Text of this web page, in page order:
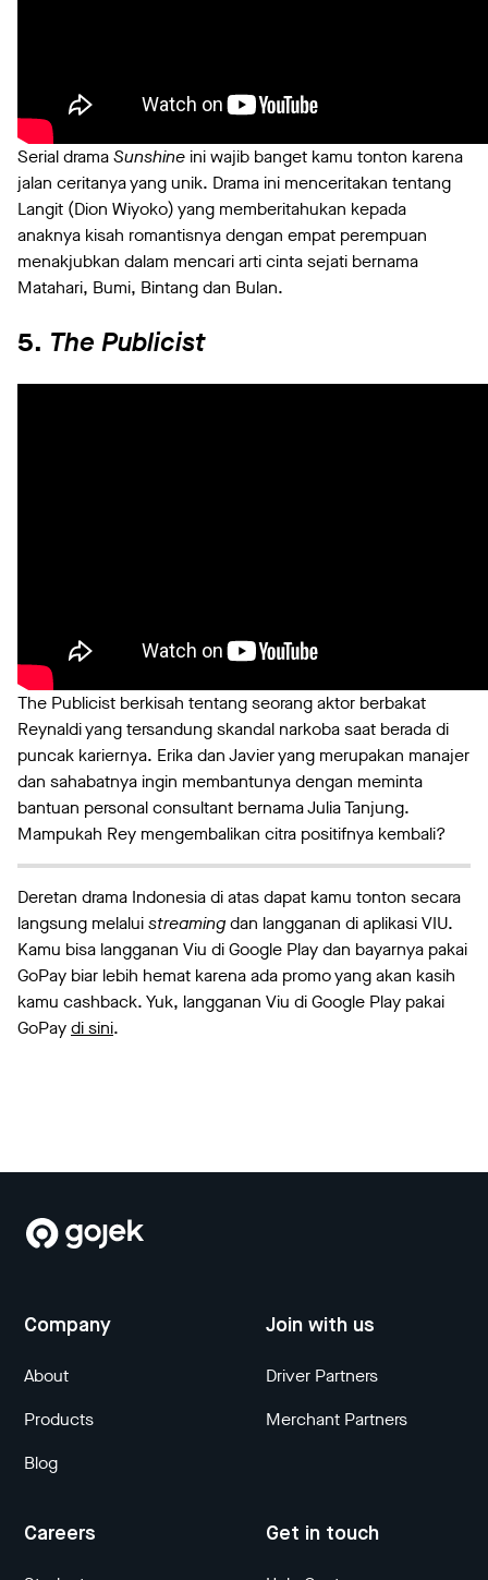
Serial dramaSunshine ini wajib banget kamu tonton karena
jalan ceritanya yang unik. Drama ini menceritakan tentang
Langit (Dion Wiyoko) yang memberitahukan kepada
anaknya kisah romantisnya dengan empat perempuan
menakjubkan dalam mencari arti cinta sejati bernama
Matahari, Bumi, Bintang dan Bulan.
5. The Publicist
The Publicist berkisah tentang seorang aktor berbakat
Reynaldi yang tersandung skandal narkoba saat berada di
puncak kariernya. Erika dan Javier yang merupakan manajer
dan sahabatnya ingin membantunya dengan meminta
bantuan personal consultant bernama Julia Tanjung.
Mampukah Rey mengembalikan citra positifnya kembali?
Deretan drama Indonesia di atas dapat kamu tonton secara
langsung melaluistreamingdan langganan di aplikasi VIU.
Kamu bisa langganan Viu di Google Play dan bayarnya pakai
GoPay biar lebih hemat karena ada promo yang akan kasih
kamu cashback. Yuk, langganan Viu di Google Play pakai
GoPaydi sini.
Company
About
Products
Blog
Join with us
Driver Partners
Merchant Partners
Careers Get in touch